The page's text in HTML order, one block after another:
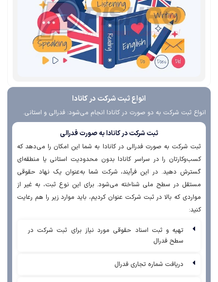
انواع ثبت شرکت در کانادا
انواع ثبت شرکت به دو صورت در کانادا انجام می‌شود: فدرالی و استانی.
ثبت شركت در كانادا به صورت فدرالی
ثبت شرکت به صورت فدرالی در کانادا به شما این امکان را می‌دهد که
کسب‌وکارتان را در سراسر کانادا بدون محدودیت استانی یا منطقه‌ای
گسترش دهید. در این فرآیند، شرکت شما به‌عنوان یک نهاد حقوقی
مستقل در سطح ملی شناخته می‌شود. برای این نوع ثبت، به غیر از
مواردی که بالا در ثبت شرکت عنوان کردیم، باید موارد زیر را هم رعایت
کنید:
تهیه و ثبت اسناد حقوقی مورد نیاز برای ثبت شرکت در
سطح فدرال
دریافت شماره تجاری فدرال